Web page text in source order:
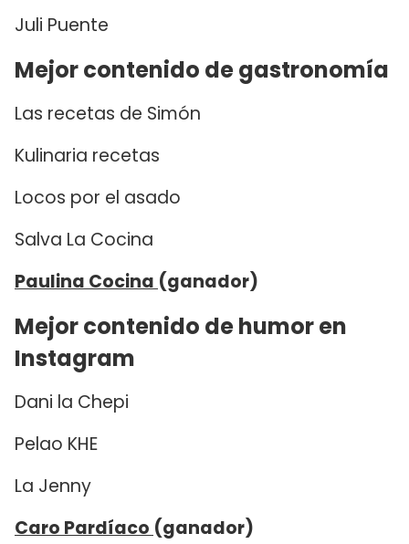
Juli Puente
Mejor contenido de gastronomía
Las recetas de Simón
Kulinaria recetas
Locos por el asado
Salva La Cocina
Paulina Cocina (ganador)
Mejor contenido de humor en
Instagram
Dani la Chepi
Pelao KHE
La Jenny
Caro Pardíaco (ganador)